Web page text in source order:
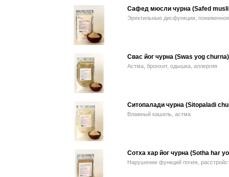
Сафед мюсли чурна (Safed musli
Эректильные дисфункции,
Свас йог чурна (Swas yog churna)
Астма, бронхит, одышка, аллергия
Ситопалади чурна (Sitopaladi
Влажный кашель, астма
Сотха хар йог чурна (Sotha har
Нарушение функций почек,